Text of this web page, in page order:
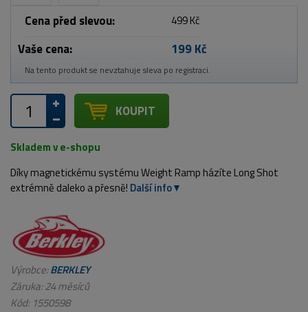
Cena před slevou: 499 Kč
Vaše cena: 199 Kč
Na tento produkt se nevztahuje sleva po registraci.
KOUPIT
Skladem v e-shopu
Díky magnetickému systému Weight Ramp házíte Long Shot
extrémně daleko a přesně! Další info
Výrobce:BERKLEY
Záruka: 24 měsíců
Kód: 1550598